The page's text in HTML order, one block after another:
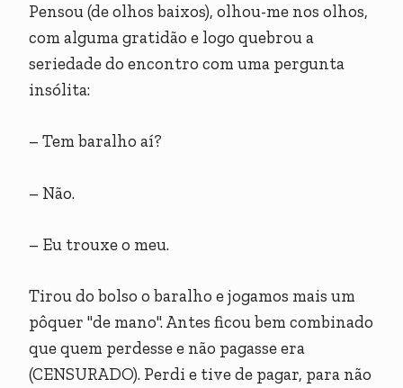
Pensou (de olhos baixos), olhou-me nos olhos,
com alguma gratidão e logo quebrou a
seriedade do encontro com uma pergunta
insólita:
– Tem baralho aí?
– Não.
– Eu trouxe o meu.
Tirou do bolso o baralho e jogamos mais um
pôquer "de mano". Antes ficou bem combinado
que quem perdesse e não pagasse era
(CENSURADO). Perdi e tive de pagar, para não